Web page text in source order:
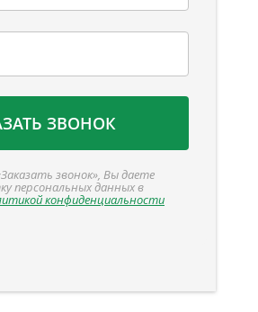
ЗВОНОК
звонок», Вы даете
персональных данных в
конфиденциальности